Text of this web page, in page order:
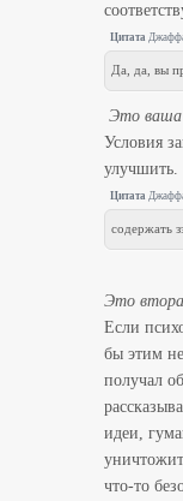
Цитата
Да, да, вы
Это ваша
Условия
улучшить.
Цитата
содержать
Это
Если
бы этим
получал
идеи,
что-то